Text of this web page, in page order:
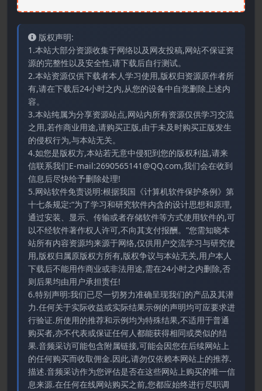
版权声明:
1.本站大部分资源收集于网络以及网友投稿,网站不保证资
源的完整性以及安全性,请下载后自行测试。
2.本站资源仅供下载者本人学习使用,版权归资源原作者所
有,请在下载后24小时之内,从您的设备中自觉删除上述内
容。
3.本站纯属为分享资源站点,网站内所有资源仅供学习交流
之用,若作商业用途,请购买正版,由于未及时购买正版发生
的侵权行为,与本站无关。
4.如您是版权方,本站若无意中侵犯到您的版权利益,请来
信联系我们E-mail:2690565141@QQ.com,我们会在收到
信息后尽快给予删除处理!
5.网站软件免责说明:根据我国《计算机软件保护条例》第
十七条规定:“为了学习和研究软件内含的设计思想和原理,
通过安装、显示、传输或者存储软件等方式使用软件的,可
以不经软件著作权人许可,不向其支付报酬。”您需知晓本
站所有内容资源均来源于网络,仅供用户交流学习与研究使
用,版权归属原版权方所有,版权争议与本站无关,用户本人
下载后不能用作商业或非法用途,需在24小时之内删除,否
则后果均由用户承担责任!
6.特别声明:我们已尽一切努力准确呈现我们的产品及其潜
力.任何关于实际收益或实际结果示例的声明均可应要求进
行验证.所使用的推荐和示例均为特殊结果,不适用于普通
购买者,亦不代表或保证任何人都能获得相同或类似的结
果.音频采访可能包含附属链接,可能会因您在后续网站上
的任何购买而收取佣金.因此,请勿仅依赖本网站上的推荐.
描述.音频采访作为您评估是否在这些网站上购买的唯一信
息来源.在任何在线网站购买之前,您都应始终进行尽职调